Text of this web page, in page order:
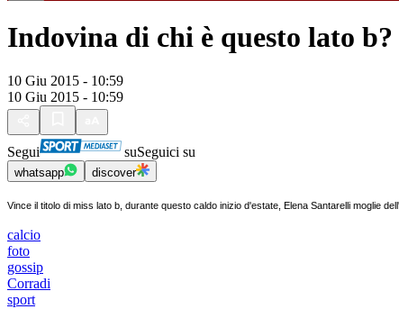
Indovina di chi è questo lato b?
10 Giu 2015 - 10:59
10 Giu 2015 - 10:59
Segui suSeguici su
whatsapp discover
Vince il titolo di miss lato b, durante questo caldo inizio d'estate, Elena Santarelli moglie
calcio
foto
gossip
Corradi
sport